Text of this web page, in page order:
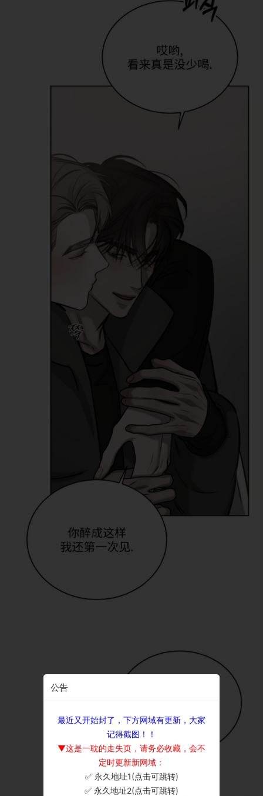
公告
最近又开始封了，下方网域有更新，大家
记得截图！！
▼这是一耽的走失页，请务必收藏，会不
定时更新新网域：
✅ 永久地址1(点击可跳转)
✅ 永久地址2(点击可跳转)